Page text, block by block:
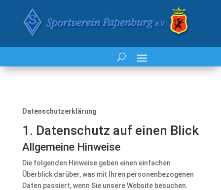
Datenschutzerklärung
1. Datenschutz auf einen Blick
Allgemeine Hinweise
Die folgenden Hinweise geben einen einfachen
Überblick darüber, was mit Ihren personenbezogenen
Daten passiert, wenn Sie unsere Website besuchen.